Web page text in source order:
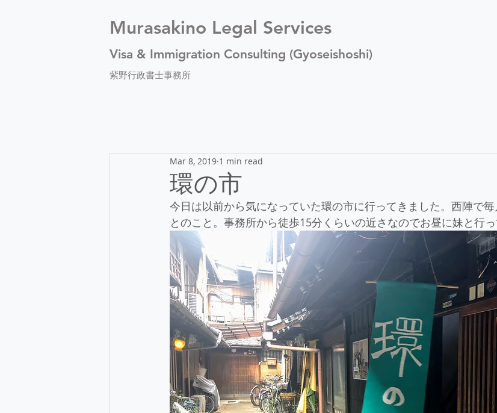
Murasakino Legal Services
Visa & Immigration Consulting (Gyoseishoshi)
紫野行政書士事務所
環の市
Mar 8, 2019 1 min read
今日は以前から気になっていた環の市に行ってきました。西陣で
とのこと。事務所から徒歩15分くらいの近さなのでお昼に妹と行っ